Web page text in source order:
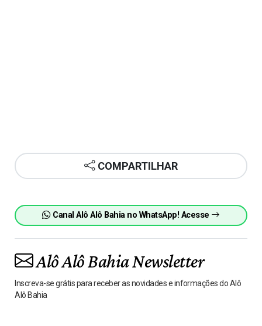
COMPARTILHAR
Canal Alô Alô Bahia no WhatsApp! Acesse
Alô Alô Bahia Newsletter
Inscreva-se grátis para receber as novidades e informações do Alô
Alô Bahia